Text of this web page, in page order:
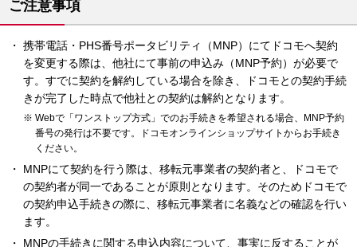
ご注意事項
携帯電話・PHS番号ポータビリティ（MNP）にてドコモへ契約
を変更する際は、他社にて事前の申込み（MNP予約）が必要で
す。すでに契約を解約している場合を除き、ドコモとの契約手続
きが完了した時点で他社との契約は解約となります。
Webで「ワンストップ方式」でのお手続きを希望される場合、MNP予約
番号の発行は不要です。ドコモオンラインショップサイトからお手続き
ください。
MNPにて契約を行う際は、移転元事業者の契約者と、ドコモで
の契約者が同一であることが原則となります。そのためドコモで
の契約申込手続きの際に、移転元事業者に名義などの確認を行い
ます。
MNPの手続きに関する申込内容について、事実に反することが